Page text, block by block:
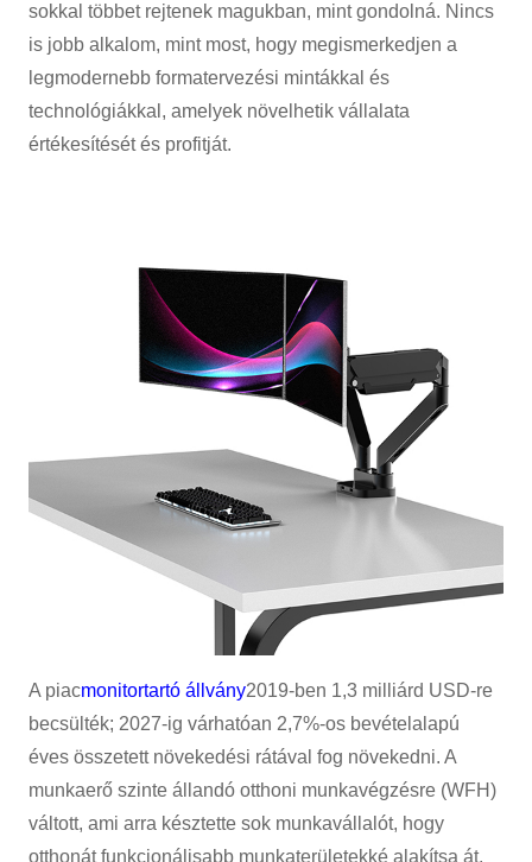
sokkal többet rejtenek magukban, mint gondolná. Nincs
is jobb alkalom, mint most, hogy megismerkedjen a
legmodernebb formatervezési mintákkal és
technológiákkal, amelyek növelhetik vállalata
értékesítését és profitját.
A piacmonitortartó állvány2019-ben 1,3 milliárd USD-re
becsülték; 2027-ig várhatóan 2,7%-os bevételalapú
éves összetett növekedési rátával fog növekedni. A
munkaerő szinte állandó otthoni munkavégzésre (WFH)
váltott, ami arra késztette sok munkavállalót, hogy
otthonát funkcionálisabb munkaterületekké alakítsa át.